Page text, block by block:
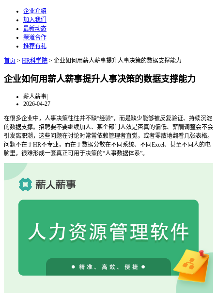
企业介绍
加入我们
最新动态
渠道合作
推荐有礼
首页 > HR科学院 > 企业如何用薪人薪事提升人事决策的数据支撑能力
企业如何用薪人薪事提升人事决策的数据支撑能力
薪人薪事|
2026-04-27
在很多企业中，人事决策往往并不缺“经验”，而是缺少能够被反复验证、持续沉淀
的数据支撑。招聘要不要继续加人、某个部门人效是否真的偏低、薪酬调整会不会
引发离职潮，这些问题在讨论时常常依赖管理者直觉，或者零散地翻看几张表格。
问题不在于HR不专业，而在于数据分散在不同系统、不同Excel、甚至不同人的电
脑里，很难形成一套真正可用于决策的“人事数据体系”。